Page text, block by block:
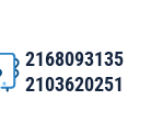
2168093135
2103620251